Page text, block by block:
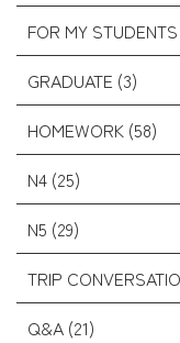
FOR MY
GRADUATE (3)
HOMEWORK (58)
N4 (25)
N5 (29)
TRIP
Q&A (21)